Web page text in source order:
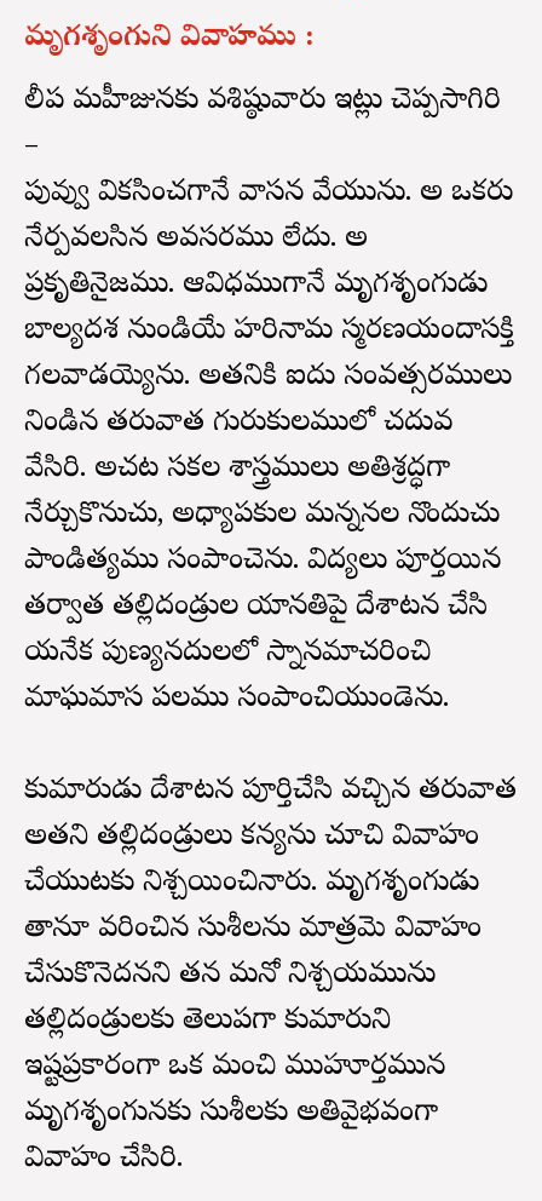
మృగశృంగుని వివాహము :
దిలీప మహీజునకు వశిష్ఠువారు ఇట్లు చెప్పసాగిరి
–
పువ్వు వికసించగానే వాసన వేయును. అది ఒకరు
నేర్పవలసిన అవసరము లేదు. అది
ప్రకృతినైజము. ఆవిధముగానే మృగశృంగుడు
బాల్యదశ నుండియే హరినామ స్మరణయందాసక్తి
గలవాడయ్యెను. అతనికి ఐదు సంవత్సరములు
నిండిన తరువాత గురుకులములో చదువ
వేసిరి. అచట సకల శాస్త్రములు అతిశ్రద్ధగా
నేర్చుకొనుచు, అధ్యాపకుల మన్ననల నొందుచు
పాండిత్యము సంపాదించెను. విద్యలు పూర్తయిన
తర్వాత తల్లిదండ్రుల యానతిపై దేశాటన చేసి
యనేక పుణ్యనదులలో స్నానమాచరించి
మాఘమాస పలము సంపాదించియుండెను.
కుమారుడు దేశాటన పూర్తిచేసి వచ్చిన తరువాత
అతని తల్లిదండ్రులు కన్యను చూచి వివాహం
చేయుటకు నిశ్చయించినారు. మృగశృంగుడు
తానూ వరించిన సుశీలను మాత్రమె వివాహం
చేసుకొనెదనని తన మనో నిశ్చయమును
తల్లిదండ్రులకు తెలుపగా కుమారుని
ఇష్టప్రకారంగా ఒక మంచి ముహూర్తమున
మృగశృంగునకు సుశీలకు అతివైభవంగా
వివాహం చేసిరి.